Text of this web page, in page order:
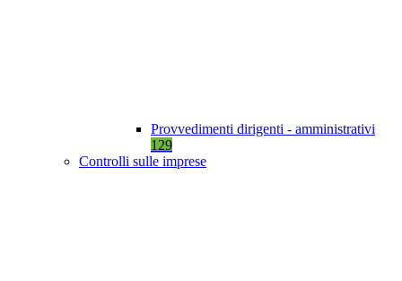
Provvedimenti dirigenti - amministrativi
129
Controlli sulle imprese